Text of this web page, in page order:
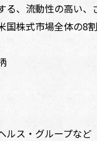
、流動性の高い、
株式市場全体の8
ルス・グループなど